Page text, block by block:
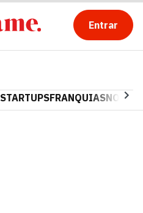
Entrar
STARTUPSFRANQUIAS